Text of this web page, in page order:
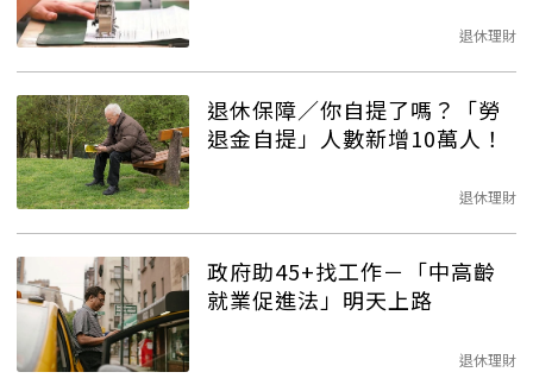
退休理財
退休保障／你自提了嗎？「勞
退金自提」人數新增10萬人！
退休理財
政府助45+找工作－「中高齡
就業促進法」明天上路
退休理財